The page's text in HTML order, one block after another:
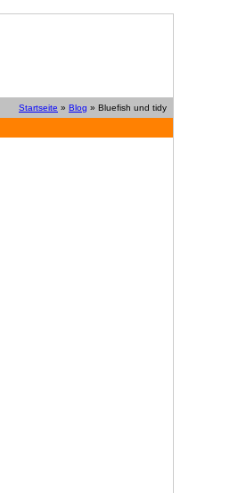
Startseite » Blog » Bluefish und tidy